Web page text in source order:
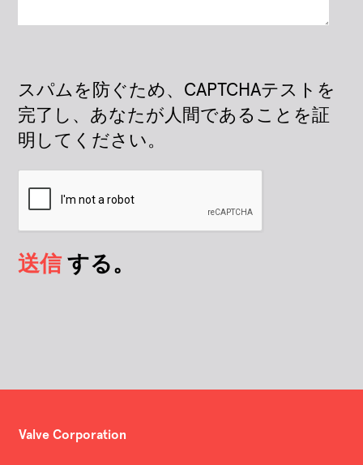
スパムを防ぐため、CAPTCHAテストを
完了し、あなたが人間であることを証
明してください。
送信する。
Valve Corporation